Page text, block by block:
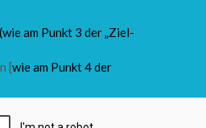
(wie am Punkt 3 der „Ziel-
[wie am Punkt 4 der